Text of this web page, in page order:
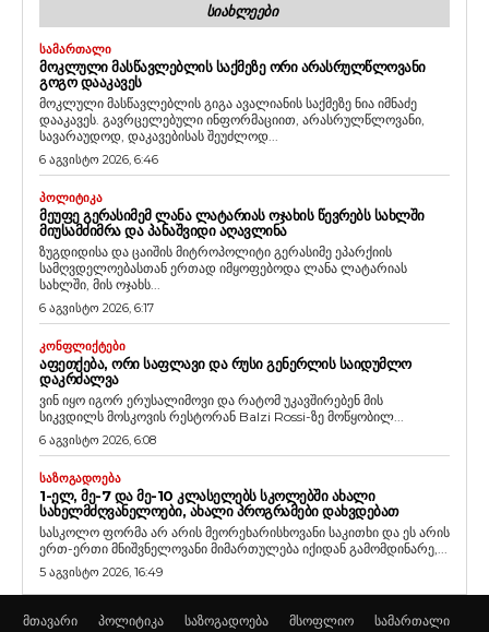
ᲡᲘᲐᲮᲚᲔᲔᲑᲘ
ᲡᲐᲛᲐᲠᲗᲐᲚᲘ
ᲛᲝᲙᲚᲣᲚᲘ ᲛᲐᲡᲬᲐᲕᲚᲔᲑᲚᲘᲡ ᲡᲐᲥᲛᲔᲖᲔ ᲝᲠᲘ ᲐᲠᲐᲡᲠᲣᲚᲬᲚᲝᲕᲐᲜᲘ
ᲒᲝᲒᲝ ᲓᲐᲐᲙᲐᲕᲔᲡ
მოკლული მასწავლებლის გიგა ავალიანის საქმეზე ნია იმნაძე
დააკავეს. გავრცელებული ინფორმაციით, არასრულწლოვანი,
სავარაუდოდ, დაკავებისას შეუძლოდ...
6 აგვისტო 2026, 6:46
ᲞᲝᲚᲘᲢᲘᲙᲐ
ᲛᲔᲣᲤᲔ ᲒᲔᲠᲐᲡᲘᲛᲔᲛ ᲚᲐᲜᲐ ᲚᲐᲢᲐᲠᲘᲐᲡ ᲝᲯᲐᲮᲘᲡ ᲬᲔᲕᲠᲔᲑᲡ ᲡᲐᲮᲚᲨᲘ
ᲛᲘᲣᲡᲐᲛᲫᲘᲛᲠᲐ ᲓᲐ ᲞᲐᲜᲐᲨᲕᲘᲓᲘ ᲐᲦᲐᲕᲚᲘᲜᲐ
ზუგდიდისა და ცაიშის მიტროპოლიტი გერასიმე ეპარქიის
სამღვდელოებასთან ერთად იმყოფებოდა ლანა ლატარიას
სახლში, მის ოჯახს...
6 აგვისტო 2026, 6:17
ᲙᲝᲜᲤᲚᲘᲥᲢᲔᲑᲘ
ᲐᲤᲔᲗᲥᲔᲑᲐ, ᲝᲠᲘ ᲡᲐᲤᲚᲐᲕᲘ ᲓᲐ ᲠᲣᲡᲘ ᲒᲔᲜᲔᲠᲚᲘᲡ ᲡᲐᲘᲓᲣᲛᲚᲝ
ᲓᲐᲙᲠᲫᲐᲚᲕᲐ
ვინ იყო იგორ ერუსალიმოვი და რატომ უკავშირებენ მის
სიკვდილს მოსკოვის რესტორან Balzi Rossi-ზე მოწყობილ...
6 აგვისტო 2026, 6:08
ᲡᲐᲖᲝᲒᲐᲓᲝᲔᲑᲐ
1-ᲔᲚ, ᲛᲔ-7 ᲓᲐ ᲛᲔ-10 ᲙᲚᲐᲡᲔᲚᲔᲑᲡ ᲡᲙᲝᲚᲔᲑᲨᲘ ᲐᲮᲐᲚᲘ
ᲡᲐᲮᲔᲚᲛᲫᲦᲕᲐᲜᲔᲚᲝᲔᲑᲘ, ᲐᲮᲐᲚᲘ ᲞᲠᲝᲒᲠᲐᲛᲔᲑᲘ ᲓᲐᲮᲕᲓᲔᲑᲐᲗ
სასკოლო ფორმა არ არის მეორეხარისხოვანი საკითხი და ეს არის
ერთ-ერთი მნიშვნელოვანი მიმართულება იქიდან გამომდინარე,...
5 აგვისტო 2026, 16:49
მთავარი პოლიტიკა საზოგადოება მსოფლიო სამართალი